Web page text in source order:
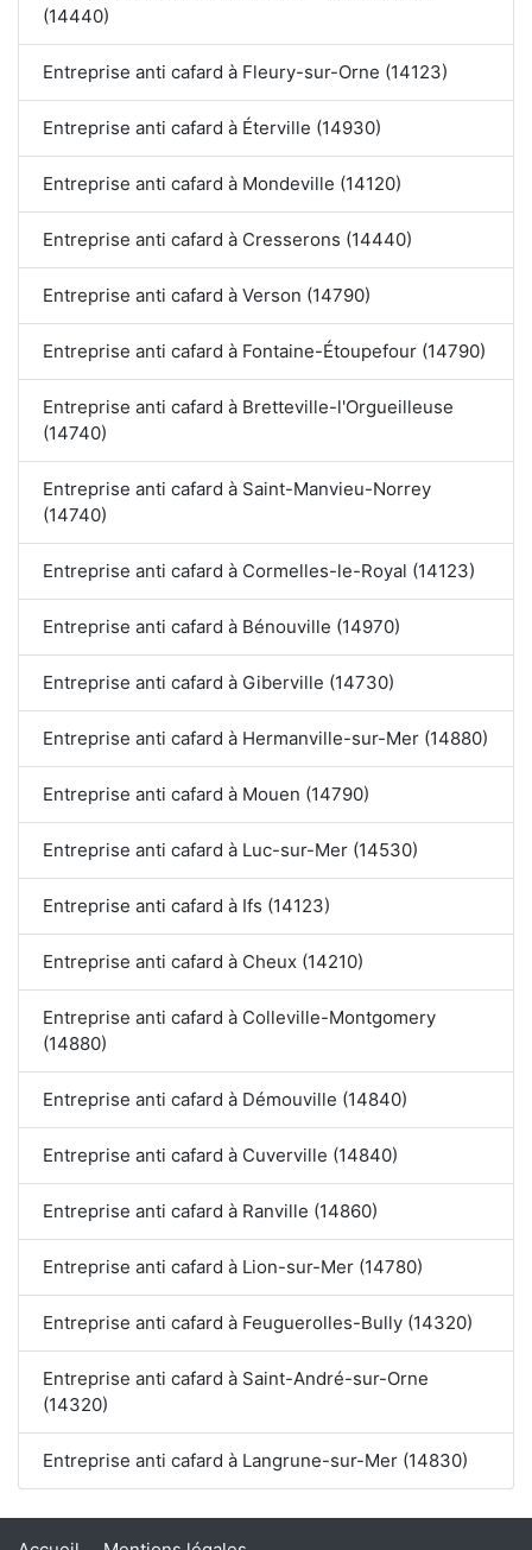
(14440)
Entreprise anti cafard à Fleury-sur-Orne (14123)
Entreprise anti cafard à Éterville (14930)
Entreprise anti cafard à Mondeville (14120)
Entreprise anti cafard à Cresserons (14440)
Entreprise anti cafard à Verson (14790)
Entreprise anti cafard à Fontaine-Étoupefour (14790)
Entreprise anti cafard à Bretteville-l'Orgueilleuse
(14740)
Entreprise anti cafard à Saint-Manvieu-Norrey
(14740)
Entreprise anti cafard à Cormelles-le-Royal (14123)
Entreprise anti cafard à Bénouville (14970)
Entreprise anti cafard à Giberville (14730)
Entreprise anti cafard à Hermanville-sur-Mer (14880)
Entreprise anti cafard à Mouen (14790)
Entreprise anti cafard à Luc-sur-Mer (14530)
Entreprise anti cafard à Ifs (14123)
Entreprise anti cafard à Cheux (14210)
Entreprise anti cafard à Colleville-Montgomery
(14880)
Entreprise anti cafard à Démouville (14840)
Entreprise anti cafard à Cuverville (14840)
Entreprise anti cafard à Ranville (14860)
Entreprise anti cafard à Lion-sur-Mer (14780)
Entreprise anti cafard à Feuguerolles-Bully (14320)
Entreprise anti cafard à Saint-André-sur-Orne
(14320)
Entreprise anti cafard à Langrune-sur-Mer (14830)